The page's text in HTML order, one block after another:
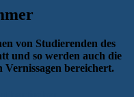
von Studierenden des
und so werden auch die
Vernissagen bereichert.